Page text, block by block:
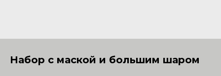
Набор с маской и большим шаром